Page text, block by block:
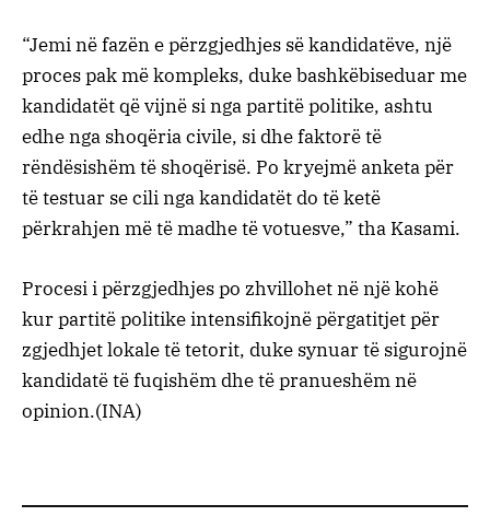
“Jemi në fazën e përzgjedhjes së kandidatëve, një
proces pak më kompleks, duke bashkëbiseduar me
kandidatët që vijnë si nga partitë politike, ashtu
edhe nga shoqëria civile, si dhe faktorë të
rëndësishëm të shoqërisë. Po kryejmë anketa për
të testuar se cili nga kandidatët do të ketë
përkrahjen më të madhe të votuesve,” tha Kasami.
Procesi i përzgjedhjes po zhvillohet në një kohë
kur partitë politike intensifikojnë përgatitjet për
zgjedhjet lokale të tetorit, duke synuar të sigurojnë
kandidatë të fuqishëm dhe të pranueshëm në
opinion.(INA)